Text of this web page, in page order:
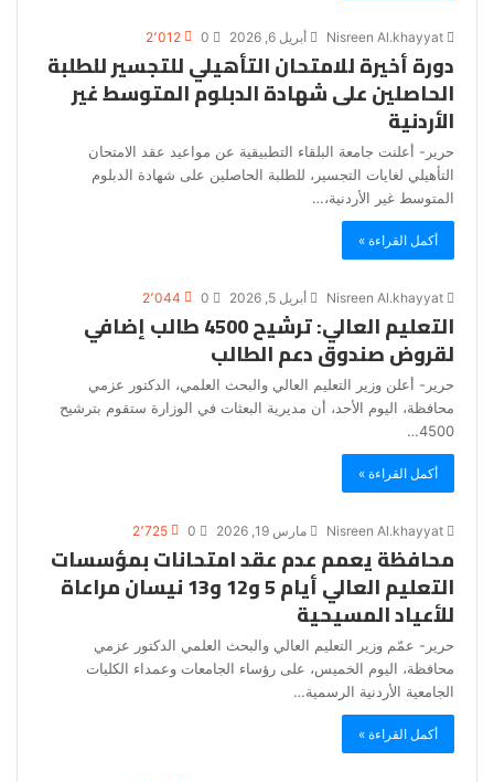
أبريل 6, 2026 2٬012
دورة أخيرة للامتحان التأهيلي للتجسير للطلبة
الحاصلين على شهادة الدبلوم المتوسط غير
الأردنية
حرير- أعلنت جامعة البلقاء التطبيقية عن مواعيد عقد الامتحان
التأهيلي لغايات التجسير، للطلبة الحاصلين على شهادة الدبلوم
المتوسط غير الأردنية،…
أكمل القراءة »
أبريل 5, 2026 2٬044
التعليم العالي: ترشيح 4500 طالب إضافي
لقروض صندوق دعم الطالب
حرير- أعلن وزير التعليم العالي والبحث العلمي، الدكتور عزمي
محافظة، اليوم الأحد، أن مديرية البعثات في الوزارة ستقوم بترشيح
4500…
أكمل القراءة »
مارس 19, 2026 2٬725
محافظة يعمم عدم عقد امتحانات بمؤسسات
التعليم العالي أيام 5 و12 و13 نيسان مراعاة
للأعياد المسيحية
حرير- عمّم وزير التعليم العالي والبحث العلمي الدكتور عزمي
محافظة، اليوم الخميس، على رؤساء الجامعات وعمداء الكليات
الجامعية الأردنية الرسمية…
أكمل القراءة »